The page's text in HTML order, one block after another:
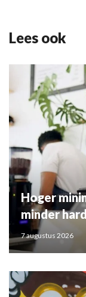
Lees ook
Hoger
minder hard
7 augustus 2026